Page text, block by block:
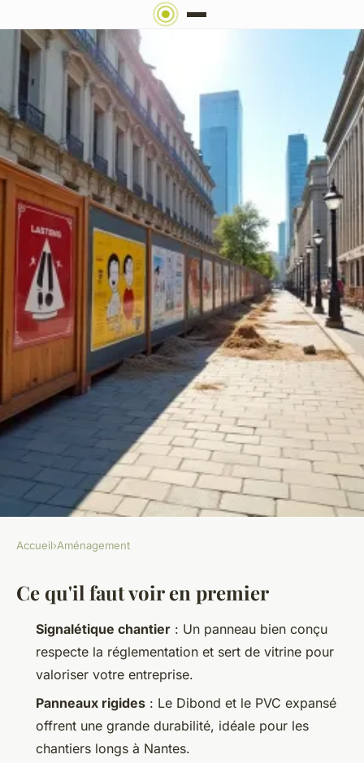
AMÉNAGEMENT
Panneaux de chantier à Nantes
: les meilleures options pour
vos projets
26/05/2026 10:22
Accueil›Aménagement
Ce qu'il faut voir en premier
Signalétique chantier : Un panneau bien conçu
respecte la réglementation et sert de vitrine pour
valoriser votre entreprise.
Panneaux rigides : Le Dibond et le PVC expansé
offrent une grande durabilité, idéale pour les
chantiers longs à Nantes.